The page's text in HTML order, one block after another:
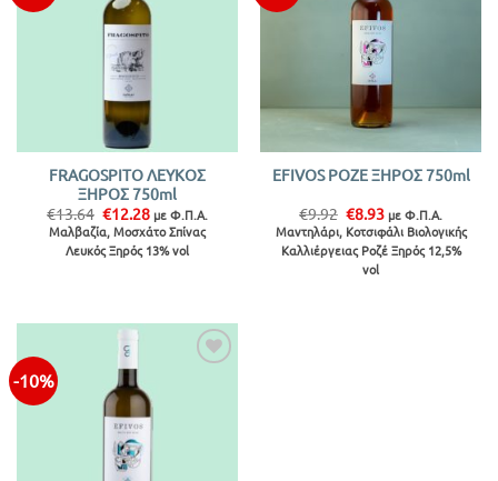
FRAGOSPITO ΛΕΥΚΟΣ
ΞΗΡΟΣ 750ml
€13.64 Original
price
was:
€13.64.
€12.28Η
τρέχουσα
τιμή
είναι:
με Φ.Π.Α.
Μαλβαζία, Μοσχάτο Σπίνας
Λευκός Ξηρός 13% vol
EFIVOS ΡΟΖΕ ΞΗΡΟΣ 750ml
€9.92 Original
price
was:
€9.92.
€8.93Η
τρέχουσα
τιμή
είναι:
με Φ.Π.Α.
Μαντηλάρι, Κοτσιφάλι Βιολογικής
Καλλιέργειας Ροζέ Ξηρός 12,5%
vol
-10%